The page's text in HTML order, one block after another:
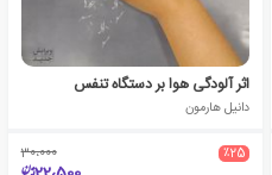
اثر آلودگی هوا بر دستگاه تنفس
دانیل هارمون
٪25 30،000